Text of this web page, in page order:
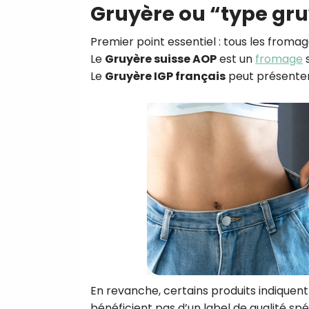
Gruyère ou “type
Premier point essentiel : tous les
Le Gruyère suisse AOPest un fromage
Le Gruyère IGP français peut
En revanche, certains produits